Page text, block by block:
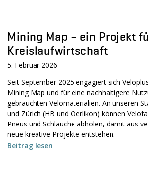
Mining Map – ein Projekt
Kreislaufwirtschaft
5. Februar 2026
Seit September 2025 engagiert sich
Mining Map und für eine nachhaltigere
gebrauchten Velomaterialien. An unseren
und Zürich (HB und Oerlikon) können
Pneus und Schläuche abholen, damit aus
neue kreative Projekte entstehen.
Beitrag lesen